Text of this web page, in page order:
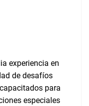
experiencia en
de desafíos
para
especiales